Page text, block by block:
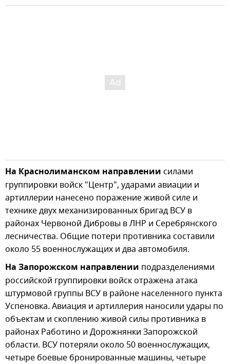
На Краснолиманском направлении силами
группировки войск "Центр", ударами авиации и
артиллерии нанесено поражение живой силе и
технике двух механизированных бригад ВСУ в
районах Червоной Дибровы в ЛНР и Серебрянского
лесничества. Общие потери противника составили
около 55 военнослужащих и два автомобиля.
На Запорожском направлении подразделениями
российской группировки войск отражена атака
штурмовой группы ВСУ в районе населенного пункта
Успеновка. Авиация и артиллерия наносили удары по
объектам и скоплению живой силы противника в
районах Работино и Дорожнянки Запорожской
области. ВСУ потеряли около 50 военнослужащих,
четыре боевые бронированные машины, четыре